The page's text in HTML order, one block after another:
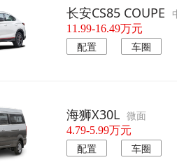
长安CS85 COUPE
11.99-16.49万元
配置 车圈
海狮X30L 微面
4.79-5.99万元
配置 车圈